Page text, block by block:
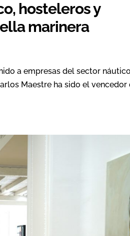
hosteleros y
marinera
a empresas del sector
Maestre ha sido el vencedor